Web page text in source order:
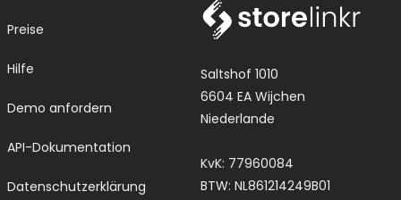
Preise
Hilfe
Demo anfordern
API-Dokumentation
Datenschutzerklärung
Saltshof 1010
6604 EA Wijchen
Niederlande
KvK: 77960084
BTW: NL861214249B01